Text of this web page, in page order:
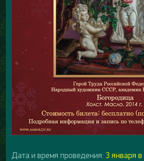
Дата и время проведения: 3 января в